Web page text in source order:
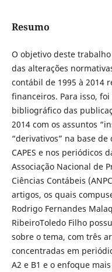
Resumo
O objetivo deste
das alterações
contábil de 1995 à 2014
financeiros. Para isso,
bibliográfico das
2014 com os assuntos
“derivativos” na base
CAPES e nos periódicos
Associação Nacional de
Ciências Contábeis
artigos, os quais
Rodrigo Fernandes
RibeiroToledo Filho
sobre o tema, com três
concentradas em
A2 e B1 e o enfoque